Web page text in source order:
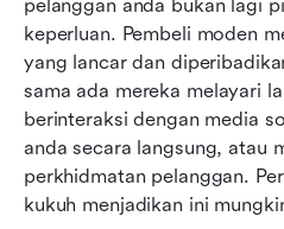
pelanggan anda bukan lagi
keperluan. Pembeli moden
yang lancar dan
sama ada mereka melayari
berinteraksi dengan media
anda secara langsung, atau
perkhidmatan pelanggan.
kukuh menjadikan ini